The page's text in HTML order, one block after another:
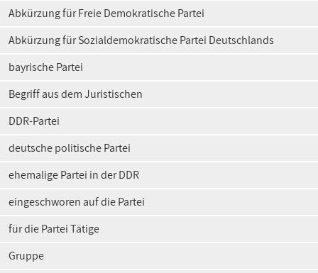
Abkürzung für Freie Demokratische Partei
Abkürzung für Sozialdemokratische Partei Deutschlands
bayrische Partei
Begriff aus dem Juristischen
DDR-Partei
deutsche politische Partei
ehemalige Partei in der DDR
eingeschworen auf die Partei
für die Partei Tätige
Gruppe